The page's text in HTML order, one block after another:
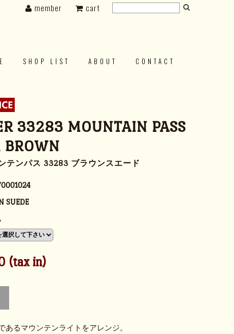
SHOP LIST ABOUT CONTACT
member cart
33283 MOUNTAIN PASS
BROWN
テンパス 33283 ブラウンスエード
SUEDE
(tax in)
あるマウンテンライトをアレンジ。